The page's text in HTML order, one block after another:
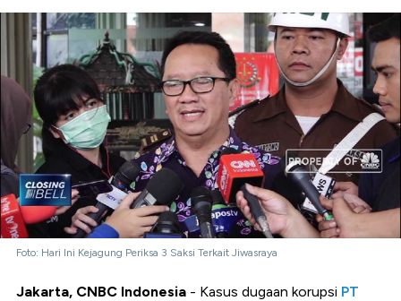
Foto: Hari Ini Kejagung Periksa 3 Saksi Terkait Jiwasraya
Jakarta, CNBC Indonesia - Kasus dugaan korupsi PT